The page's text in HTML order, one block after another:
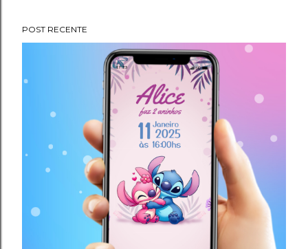
e
POST RECENTE